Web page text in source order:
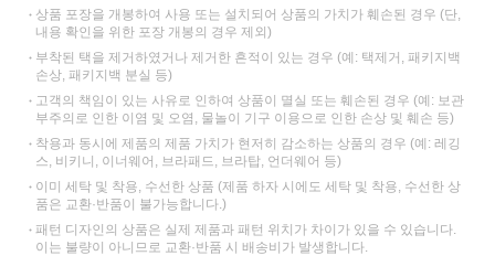
상품 포장을 개봉하여 사용 또는 설치되어 상품의 가치가 훼손된 경우 (단,
내용 확인을 위한 포장 개봉의 경우 제외)
부착된 택을 제거하였거나 제거한 흔적이 있는 경우 (예: 택제거, 패키지백
손상, 패키지백 분실 등)
고객의 책임이 있는 사유로 인하여 상품이 멸실 또는 훼손된 경우 (예: 보관
부주의로 인한 이염 및 오염, 물놀이 기구 이용으로 인한 손상 및 훼손 등)
착용과 동시에 제품의 제품 가치가 현저히 감소하는 상품의 경우 (예: 레깅
스, 비키니, 이너웨어, 브라패드, 브라탑, 언더웨어 등)
이미 세탁 및 착용, 수선한 상품 (제품 하자 시에도 세탁 및 착용, 수선한 상
품은 교환·반품이 불가능합니다.)
패턴 디자인의 상품은 실제 제품과 패턴 위치가 차이가 있을 수 있습니다.
이는 불량이 아니므로 교환·반품 시 배송비가 발생합니다.